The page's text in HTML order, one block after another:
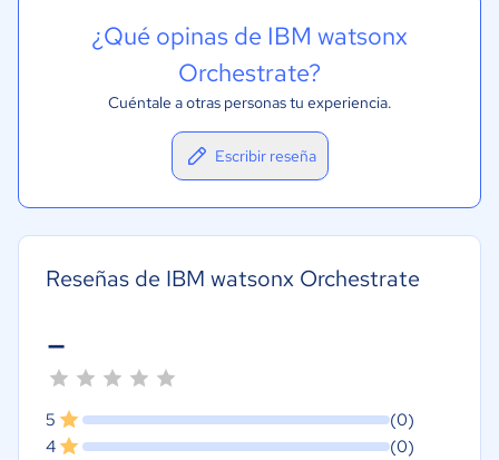
¿Qué opinas de IBM watsonx
Orchestrate?
Cuéntale a otras personas tu experiencia.
Escribir reseña
Reseñas de IBM watsonx Orchestrate
-
5
(0)
4
(0)